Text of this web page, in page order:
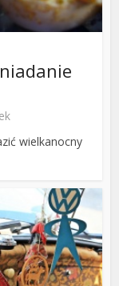
wielkanocny